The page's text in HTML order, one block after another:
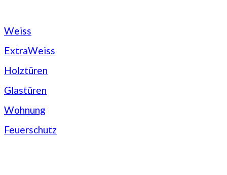
Weiss
ExtraWeiss
Holztüren
Glastüren
Wohnung
Feuerschutz